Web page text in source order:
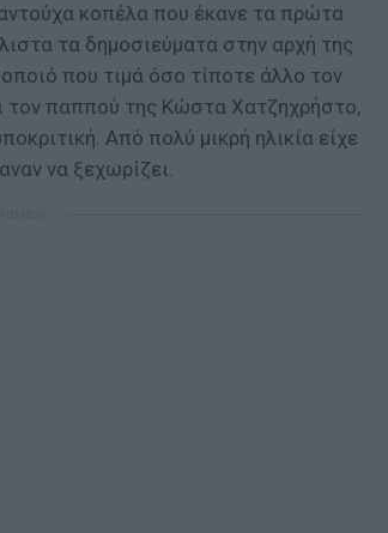
κοπέλα που έκανε τα πρώτα
τα δημοσιεύματα στην αρχή της
που τιμά όσο τίποτε άλλο τον
τον παππού της Κώστα Χατζηχρήστο,
Από πολύ μικρή ηλικία είχε
να ξεχωρίζει.